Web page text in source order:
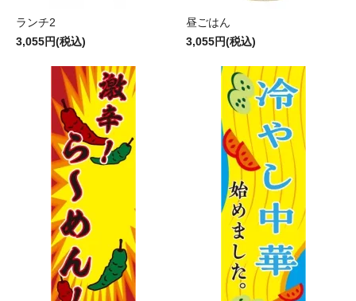
ランチ2
3,055円(税込)
昼ごはん
3,055円(税込)